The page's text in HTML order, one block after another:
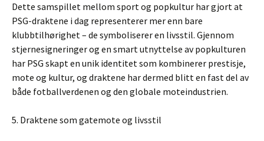
Dette samspillet mellom sport og popkultur har gjort at
PSG-draktene i dag representerer mer enn bare
klubbtilhørighet – de symboliserer en livsstil. Gjennom
stjernesigneringer og en smart utnyttelse av popkulturen
har PSG skapt en unik identitet som kombinerer prestisje,
mote og kultur, og draktene har dermed blitt en fast del av
både fotballverdenen og den globale moteindustrien.
5. Draktene som gatemote og livsstil